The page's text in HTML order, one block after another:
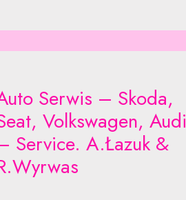
Serwis – Skoda,
Volkswagen, Audi
Service. A.Łazuk &